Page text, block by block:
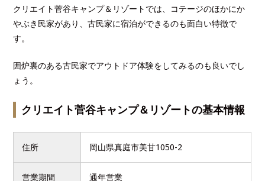
クリエイト菅谷キャンプ＆リゾートでは、コテージのほかにか
やぶき民家があり、古民家に宿泊ができるのも面白い特徴で
す。
囲炉裏のある古民家でアウトドア体験をしてみるのも良いでし
ょう。
クリエイト菅谷キャンプ＆リゾートの基本情報
住所 岡山県真庭市美甘1050-2
営業期間 通年営業